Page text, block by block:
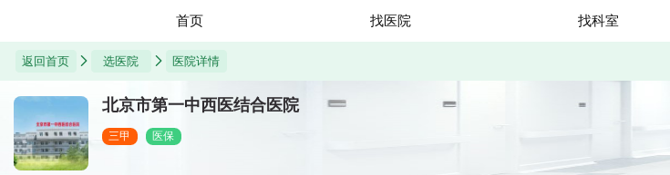
首页 找医院 找科室
返回首页 选医院 医院详情
北京市第一中西医结合医院
三甲 医保